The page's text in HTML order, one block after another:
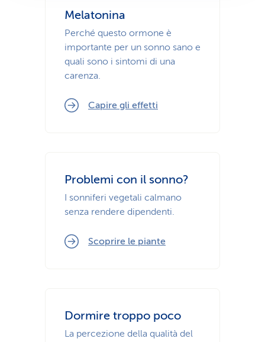
z
i
Melatonina
Perché questo ormone è
importante per un sonno sano e
quali sono i sintomi di una
carenza.
Capire gli effetti
Problemi con il sonno?
I sonniferi vegetali calmano
senza rendere dipendenti.
Scoprire le piante
Dormire troppo poco
La percezione della qualità del